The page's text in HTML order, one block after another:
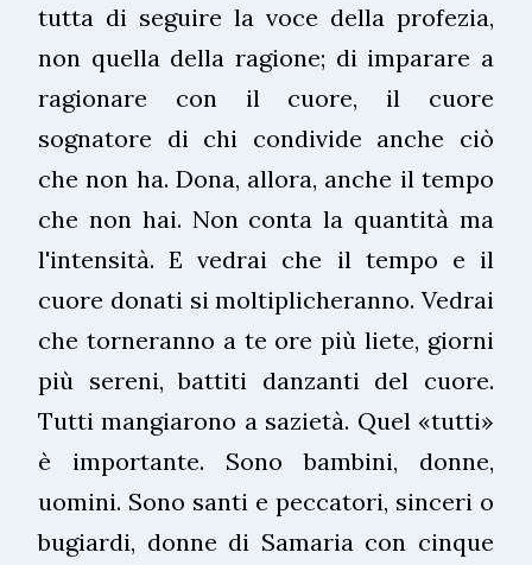
tutta di seguire la voce della profezia,
non quella della ragione; di imparare a
ragionare con il cuore, il cuore
sognatore di chi condivide anche ciò
che non ha. Dona, allora, anche il tempo
che non hai. Non conta la quantità ma
l'intensità. E vedrai che il tempo e il
cuore donati si moltiplicheranno. Vedrai
che torneranno a te ore più liete, giorni
più sereni, battiti danzanti del cuore.
Tutti mangiarono a sazietà. Quel «tutti»
è importante. Sono bambini, donne,
uomini. Sono santi e peccatori, sinceri o
bugiardi, donne di Samaria con cinque